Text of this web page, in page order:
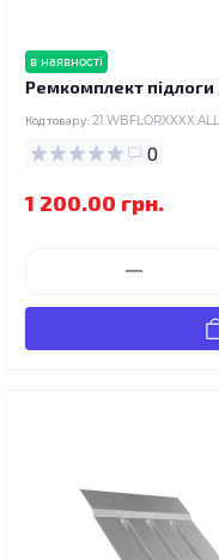
в наявності
Ремкомплект
Код товару:
0
1 200.00 грн.